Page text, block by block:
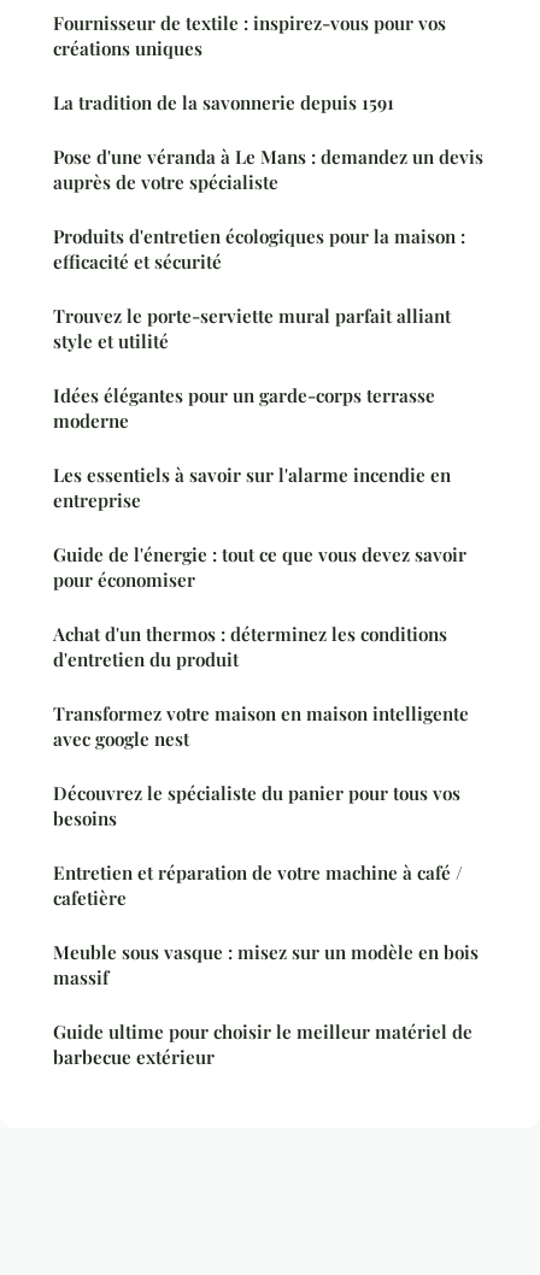
Fournisseur de textile : inspirez-vous pour vos
créations uniques
La tradition de la savonnerie depuis 1591
Pose d'une véranda à Le Mans : demandez un devis
auprès de votre spécialiste
Produits d'entretien écologiques pour la maison :
efficacité et sécurité
Trouvez le porte-serviette mural parfait alliant
style et utilité
Idées élégantes pour un garde-corps terrasse
moderne
Les essentiels à savoir sur l'alarme incendie en
entreprise
Guide de l'énergie : tout ce que vous devez savoir
pour économiser
Achat d'un thermos : déterminez les conditions
d'entretien du produit
Transformez votre maison en maison intelligente
avec google nest
Découvrez le spécialiste du panier pour tous vos
besoins
Entretien et réparation de votre machine à café /
cafetière
Meuble sous vasque : misez sur un modèle en bois
massif
Guide ultime pour choisir le meilleur matériel de
barbecue extérieur